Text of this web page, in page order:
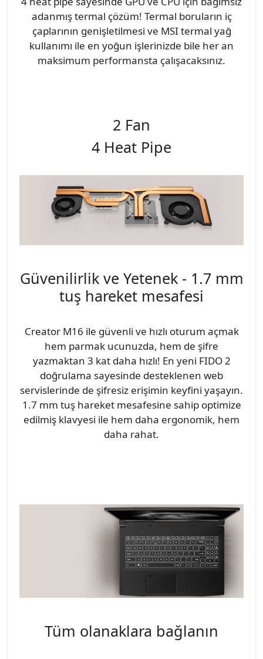
adanmış termal çözüm! Termal boruların iç
çaplarının genişletilmesi ve MSI termal yağ
kullanımı ile en yoğun işlerinizde bile her an
maksimum performansta çalışacaksınız.
2 Fan
4 Heat Pipe
Güvenilirlik ve Yetenek - 1.7 mm
tuş hareket mesafesi
Creator M16 ile güvenli ve hızlı oturum açmak
hem parmak ucunuzda, hem de şifre
yazmaktan 3 kat daha hızlı! En yeni FIDO 2
doğrulama sayesinde desteklenen web
servislerinde de şifresiz erişimin keyfini yaşayın.
1.7 mm tuş hareket mesafesine sahip optimize
edilmiş klavyesi ile hem daha ergonomik, hem
daha rahat.
Tüm olanaklara bağlanın